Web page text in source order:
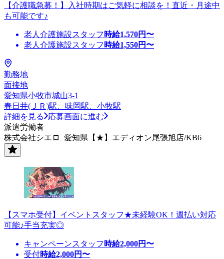
【介護職急募！】入社時期はご気軽に相談を！直近・月途中
も可能です♪
老人介護施設スタッフ 時給1,570円〜
老人介護施設スタッフ 時給1,550円〜
勤務地
面接地
愛知県小牧市城山3-1
春日井(ＪＲ)駅、味岡駅、小牧駅
詳細を見る
応募画面に進む
派遣労働者
株式会社シエロ_愛知県【★】エディオン尾張旭店/KB6
【スマホ受付】イベントスタッフ★未経験OK！週払い対応
可能♪手当充実◎
キャンペーンスタッフ 時給2,000円〜
受付時給2,000円〜